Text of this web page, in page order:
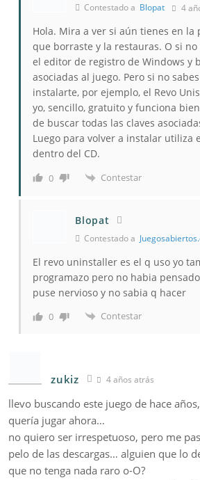
Contestado a Blopat 4
Hola. Mira a ver si aún tienes en la
que borraste y la restauras. O si
el editor de registro de Windows y
asociadas al juego. Pero si no
instalarte, por ejemplo, el Revo
yo, sencillo, gratuito y funciona
de buscar todas las claves
Luego para volver a instalar utiliza
dentro del CD.
0 Contestar
Blopat
Contestado a
El revo uninstaller es el q uso yo
programazo pero no habia
puse nervioso y no sabia q hacer
0 Contestar
zukiz 4 años atrás
llevo buscando este juego de hace
quería jugar ahora…
no quiero ser irrespetuoso, pero me
pelo de las descargas… alguien que lo
que no tenga nada raro o-O?